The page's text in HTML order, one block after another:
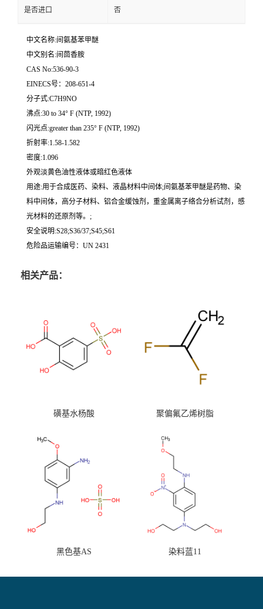
是否进口 否
中文名称:间氨基苯甲醚
中文别名:间茴香胺
CAS No:536-90-3
EINECS号：208-651-4
分子式:C7H9NO
沸点:30 to 34° F (NTP, 1992)
闪光点:greater than 235° F (NTP, 1992)
折射率:1.58-1.582
密度:1.096
外观淡黄色油性液体或暗红色液体
用途:用于合成医药、染料、液晶材料中间体;间氨基苯甲醚是药物、染
料中间体，高分子材料、铝合金缓蚀剂，重金属离子络合分析试剂，感
光材料的还原剂等。;
安全说明:S28;S36/37;S45;S61
危险品运输编号：UN 2431
相关产品：
磺基水杨酸 聚偏氟乙烯树脂
黑色基AS 染料蓝11